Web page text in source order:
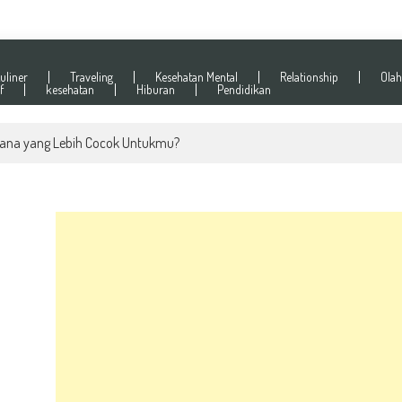
Traveling Kesehatan Mental Relationship
kesehatan Hiburan Pendidikan
Ekonomi Global